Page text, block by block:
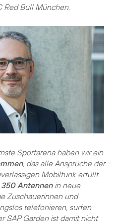
Red Bull München.
Sportarena haben wir ein
, das alle Ansprüche der
Mobilfunk erfüllt.
350 Antennenin neue
Zuschauerinnen und
telefonieren, surfen
SAP Garden ist damit nicht